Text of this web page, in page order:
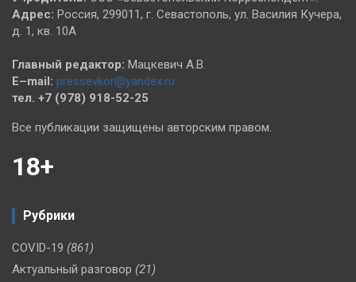
Адрес: Россия, 299011, г. Севастополь, ул. Василия Кучера,
д. 1, кв. 10А
Главный редактор: Мацкевич А.В.
E–mail: pressevkor@yandex.ru
тел. +7 (978) 918-52-25
Все публикации защищены авторским правом.
18+
Рубрики
COVID-19 (861)
Актуальный разговор (21)